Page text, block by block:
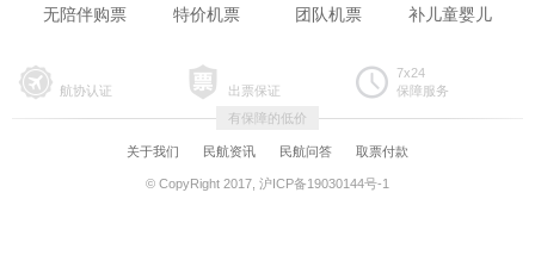
无陪伴购票 特价机票 团队机票 补儿童婴儿
航协认证 出票保证
7x24
保障服务
有保障的低价
关于我们 民航资讯 民航问答 取票付款
© CopyRight 2017, 沪ICP备19030144号-1